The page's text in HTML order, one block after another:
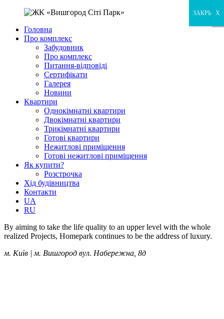
Головна
Про комплекс
Забудовник
Про комплекс
Питання-відповіді
Сертифікати
Галерея
Новини
Квартири
Однокімнатні квартири
Двокімнатні квартири
Трикімнатні квартири
Готові квартири
Нежитлові приміщення
Готові нежитлові приміщення
Як купити?
Розстрочка
Хід будівництва
Контакти
UA
RU
By aiming to take the life quality to an upper level with the whole
realized Projects, Homepark continues to be the address of luxury.
м. Київ | м. Вишгород вул. Набережна, 8д
X
ЗАКРЫТЬ
X